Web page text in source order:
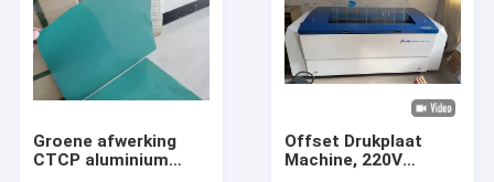
Groene afwerking
CTCP aluminium
Offset Drukplaat
Machine, 220V